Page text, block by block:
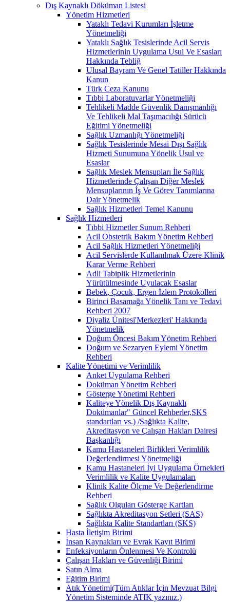
Dış Kaynaklı Döküman Listesi
Yönetim Hizmetleri
Yataklı Tedavi Kurumları İşletme
Yönetmeliği
Yataklı Sağlık Tesislerinde Acil Servis
Hizmetlerinin Uygulama Usul Ve Esasları
Hakkında Tebliğ
Ulusal Bayram Ve Genel Tatiller Hakkında
Kanun
Türk Ceza Kanunu
Tıbbi Laboratuvarlar Yönetmeliği
Tehlikeli Madde Güvenlik Danışmanlığı
Ve Tehlikeli Mal Taşımacılığı Sürücü
Eğitimi Yönetmeliği
Sağlık Uzmanlığı Yönetmeliği
Sağlık Tesislerinde Mesai Dışı Sağlık
Hizmeti Sunumuna Yönelik Usul ve
Esaslar
Sağlık Meslek Mensupları İle Sağlık
Hizmetlerinde Çalışan Diğer Meslek
Mensuplarının İş Ve Görev Tanımlarına
Dair Yönetmelik
Sağlık Hizmetleri Temel Kanunu
Sağlık Hizmetleri
Tıbbi Hizmetler Sunum Rehberi
Acil Obstetrik Bakım Yönetim Rehberi
Acil Sağlık Hizmetleri Yönetmeliği
Acil Servislerde Kullanılmak Üzere Klinik
Karar Verme Rehberi
Adli Tabiplik Hizmetlerinin
Yürütülmesinde Uyulacak Esaslar
Bebek, Çocuk, Ergen İzlem Protokolleri
Birinci Basamağa Yönelik Tanı ve Tedavi
Rehberi 2007
Diyaliz Ünitesi'Merkezleri' Hakkında
Yönetmelik
Doğum Öncesi Bakım Yönetim Rehberi
Doğum ve Sezaryen Eylemi Yönetim
Rehberi
Kalite Yönetimi ve Verimlilik
Anket Uygulama Rehberi
Doküman Yönetim Rehberi
Gösterge Yönetimi Rehberi
Kaliteye Yönelik Dış Kaynaklı
Dokümanlar" Güncel Rehberler,SKS
standartları vs.) /Sağlıkta Kalite,
Akreditasyon ve Çalışan Hakları Dairesi
Başkanlığı
Kamu Hastaneleri Birlikleri Verimlilik
Değerlendirmesi Yönetmeliği
Kamu Hastaneleri İyi Uygulama Örnekleri
Verimlilik ve Kalite Uygulamaları
Klinik Kalite Ölçme Ve Değerlendirme
Rehberi
Sağlık Olguları Gösterge Kartları
Sağlıkta Akreditasyon Setleri (SAS)
Sağlıkta Kalite Standartları (SKS)
Hasta İletişim Birimi
İnsan Kaynakları ve Evrak Kayıt Birimi
Enfeksiyonların Önlenmesi Ve Kontrolü
Çalışan Hakları ve Güvenliği Birimi
Satın Alma
Eğitim Birimi
Atık Yönetimi(Tüm Atıklar İçin Mevzuat Bilgi
Yönetim Sisteminde ATIK yazınız.)